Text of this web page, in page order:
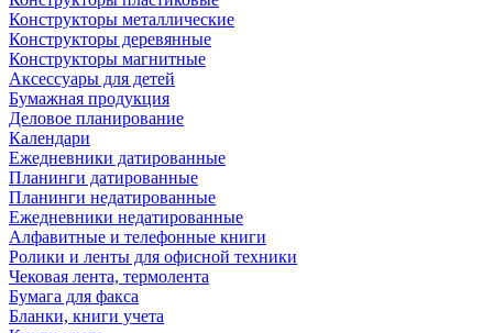
Конструкторы металлические
Конструкторы деревянные
Конструкторы магнитные
Аксессуары для детей
Бумажная продукция
Деловое планирование
Календари
Ежедневники датированные
Планинги датированные
Планинги недатированные
Ежедневники недатированные
Алфавитные и телефонные книги
Ролики и ленты для офисной техники
Чековая лента, термолента
Бумага для факса
Бланки, книги учета